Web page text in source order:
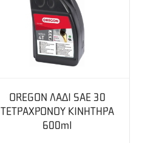
OREGON ΛΑΔΙ SAE 30
ΤΕΤΡΑΧΡΟΝΟΥ ΚΙΝΗΤΗΡΑ
600ml